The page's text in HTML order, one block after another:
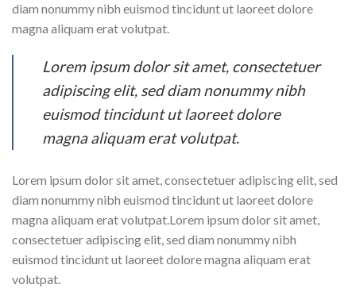
diam nonummy nibh euismod tincidunt ut laoreet dolore
magna aliquam erat volutpat.
Lorem ipsum dolor sit amet, consectetuer
adipiscing elit, sed diam nonummy nibh
euismod tincidunt ut laoreet dolore
magna aliquam erat volutpat.
Lorem ipsum dolor sit amet, consectetuer adipiscing elit, sed
diam nonummy nibh euismod tincidunt ut laoreet dolore
magna aliquam erat volutpat.Lorem ipsum dolor sit amet,
consectetuer adipiscing elit, sed diam nonummy nibh
euismod tincidunt ut laoreet dolore magna aliquam erat
volutpat.